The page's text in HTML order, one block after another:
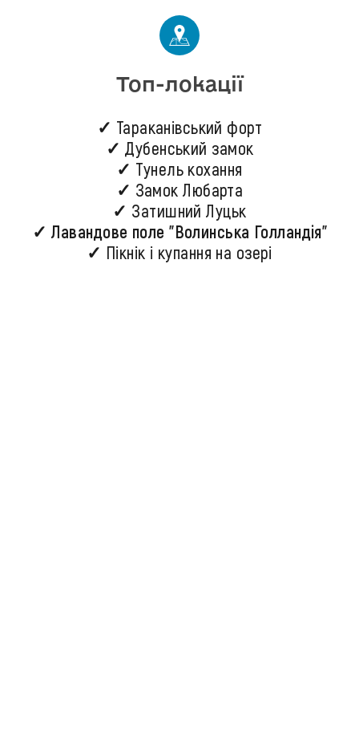
Топ-локації
✓ Тараканівський форт
✓ Дубенський замок
✓ Тунель кохання
✓ Замок Любарта
✓ Затишний Луцьк
✓ Лавандове поле "Волинська Голландія"
✓ Пікнік і купання на озері